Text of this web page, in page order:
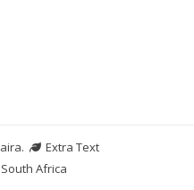
.
Extra Text
Africa